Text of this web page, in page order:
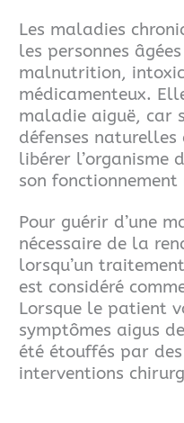
Les maladies
les personnes
malnutrition,
médicamenteux.
maladie aiguë, car
défenses
libérer l’organisme
son
Pour guérir d’une
nécessaire de la
lorsqu’un
est considéré
Lorsque le patient
symptômes aigus
été étouffés par
interventions